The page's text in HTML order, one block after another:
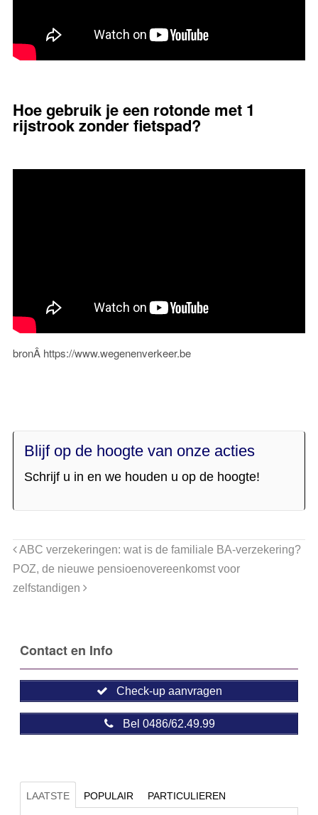
Hoe gebruik je een rotonde met 1
rijstrook zonder fietspad?
bronÂ https://www.wegenenverkeer.be
Blijf op de hoogte van onze acties
Schrijf u in en we houden u op de hoogte!
ABC verzekeringen: wat is de familiale BA-verzekering?
POZ, de nieuwe pensioenovereenkomst voor
zelfstandigen
Contact en Info
Check-up aanvragen
Bel 0486/62.49.99
LAATSTE POPULAIR PARTICULIEREN